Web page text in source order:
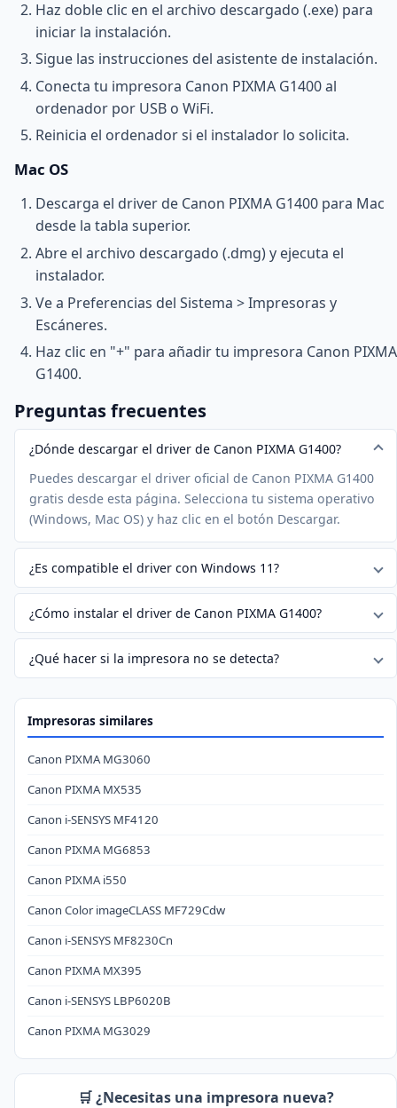
Haz doble clic en el archivo descargado (.exe) para
iniciar la instalación.
Sigue las instrucciones del asistente de instalación.
Conecta tu impresora Canon PIXMA G1400 al
ordenador por USB o WiFi.
Reinicia el ordenador si el instalador lo solicita.
Mac OS
Descarga el driver de Canon PIXMA G1400 para Mac
desde la tabla superior.
Abre el archivo descargado (.dmg) y ejecuta el
instalador.
Ve a Preferencias del Sistema > Impresoras y
Escáneres.
Haz clic en "+" para añadir tu impresora Canon PIXMA
G1400.
Preguntas frecuentes
¿Dónde descargar el driver de Canon PIXMA G1400?
Puedes descargar el driver oficial de Canon PIXMA G1400
gratis desde esta página. Selecciona tu sistema operativo
(Windows, Mac OS) y haz clic en el botón Descargar.
¿Es compatible el driver con Windows 11?
¿Cómo instalar el driver de Canon PIXMA G1400?
¿Qué hacer si la impresora no se detecta?
Impresoras similares
Canon PIXMA MG3060
Canon PIXMA MX535
Canon i-SENSYS MF4120
Canon PIXMA MG6853
Canon PIXMA i550
Canon Color imageCLASS MF729Cdw
Canon i-SENSYS MF8230Cn
Canon PIXMA MX395
Canon i-SENSYS LBP6020B
Canon PIXMA MG3029
🛒 ¿Necesitas una impresora nueva?